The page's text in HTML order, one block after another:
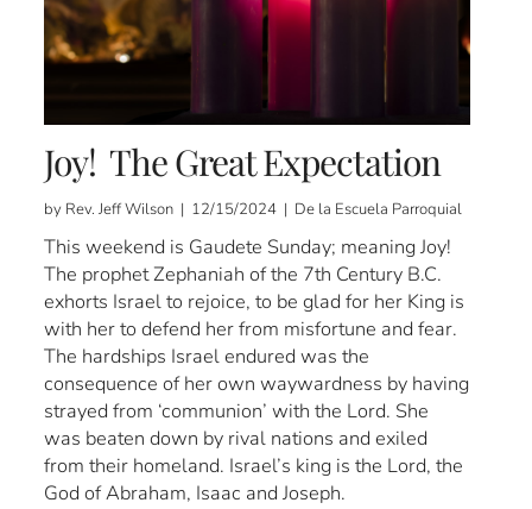
Joy! The Great Expectation
by Rev. Jeff Wilson | 12/15/2024 | De la Escuela Parroquial
This weekend is Gaudete Sunday; meaning Joy!
The prophet Zephaniah of the 7th Century B.C.
exhorts Israel to rejoice, to be glad for her King is
with her to defend her from misfortune and fear.
The hardships Israel endured was the
consequence of her own waywardness by having
strayed from ‘communion’ with the Lord. She
was beaten down by rival nations and exiled
from their homeland. Israel’s king is the Lord, the
God of Abraham, Isaac and Joseph.